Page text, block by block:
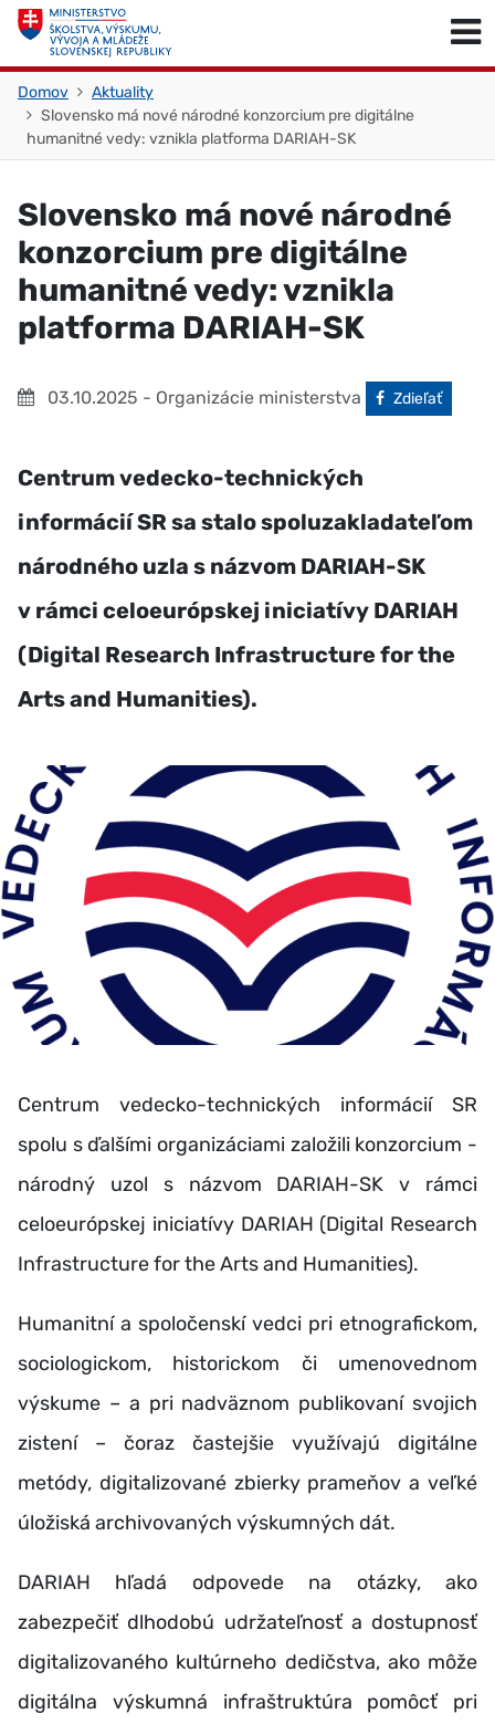
Skočiť na obsah
Domov
Aktuality
Slovensko má nové národné konzorcium pre digitálne
humanitné vedy: vznikla platforma DARIAH-SK
Slovensko má nové národné
konzorcium pre digitálne
humanitné vedy: vznikla
platforma DARIAH-SK
03.10.2025 - Organizácie ministerstva Facebook
Zdieľať
Centrum vedecko-technických
informácií SR sa stalo spoluzakladateľom
národného uzla s názvom DARIAH-SK
v rámci celoeurópskej iniciatívy DARIAH
(Digital Research Infrastructure for the
Arts and Humanities).
Centrum vedecko-technických informácií SR
spolu s ďalšími organizáciami založili konzorcium -
národný uzol s názvom DARIAH-SK v rámci
celoeurópskej iniciatívy DARIAH (Digital Research
Infrastructure for the Arts and Humanities).
Humanitní a spoločenskí vedci pri etnografickom,
sociologickom, historickom či umenovednom
výskume – a pri nadväznom publikovaní svojich
zistení – čoraz častejšie využívajú digitálne
metódy, digitalizované zbierky prameňov a veľké
úložiská archivovaných výskumných dát.
DARIAH hľadá odpovede na otázky, ako
zabezpečiť dlhodobú udržateľnosť a dostupnosť
digitalizovaného kultúrneho dedičstva, ako môže
digitálna výskumná infraštruktúra pomôcť pri
Skočiť na začiatok stránky